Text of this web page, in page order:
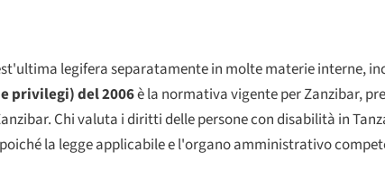
legifera separatamente in molte materie interne,
privilegi) del 2006è la normativa vigente per Zanzibar,
Chi valuta i diritti delle persone con disabilità in
la legge applicabile e l'organo amministrativo